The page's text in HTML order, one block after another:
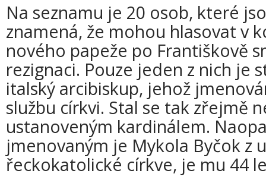
Na seznamu je 20 osob, které
znamená, že mohou hlasovat v
nového papeže po Františkově
rezignaci. Pouze jeden z nich je
italský arcibiskup, jehož
službu církvi. Stal se tak zřejmě
ustanoveným kardinálem.
jmenovaným je Mykola Byčok z
řeckokatolické církve, je mu 44